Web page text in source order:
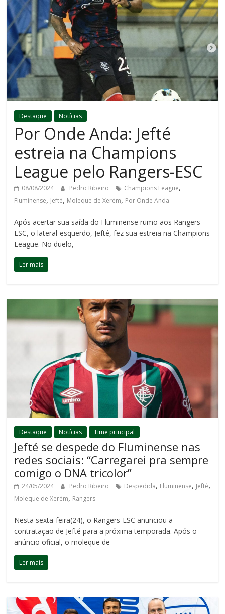
Destaque Notícias
Por Onde Anda: Jefté
estreia na Champions
League pelo Rangers-ESC
08/08/2024 Pedro Ribeiro Champions League,
Fluminense, Jefté, Moleque de Xerém, Por Onde Anda
Após acertar sua saída do Fluminense rumo aos Rangers-
ESC, o lateral-esquerdo, Jefté, fez sua estreia na Champions
League. No duelo,
Ler mais
Destaque Notícias Time principal
Jefté se despede do Fluminense nas
redes sociais: “Carregarei pra sempre
comigo o DNA tricolor”
24/05/2024 Pedro Ribeiro Despedida, Fluminense, Jefté,
Moleque de Xerém, Rangers
Nesta sexta-feira(24), o Rangers-ESC anunciou a
contratação de Jefté para a próxima temporada. Após o
anúncio oficial, o moleque de
Ler mais